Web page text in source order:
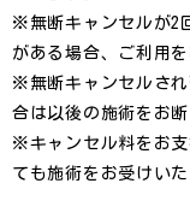
※無断キャンセルが2
がある場合、ご利用
※無断キャンセルさ
合は以後の施術をお
※キャンセル料をお
ても施術をお受けいた